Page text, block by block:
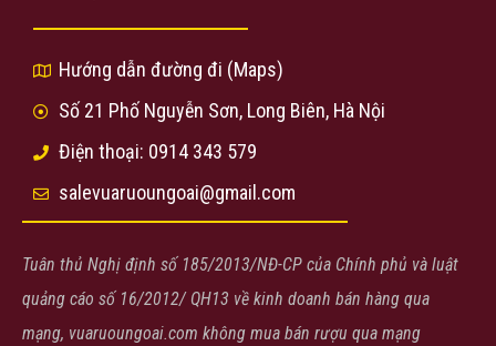
Hướng dẫn đường đi (Maps)
Số 21 Phố Nguyễn Sơn, Long Biên, Hà Nội
Điện thoại: 0914 343 579
salevuaruoungoai@gmail.com
Tuân thủ Nghị định số 185/2013/NĐ-CP của Chính phủ và luật
quảng cáo số 16/2012/ QH13 về kinh doanh bán hàng qua
mạng, vuaruoungoai.com không mua bán rượu qua mạng